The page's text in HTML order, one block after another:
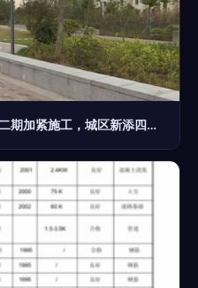
费县园林绿化再升级 站东公园二期加紧施工，城区新添四处“口袋公园”